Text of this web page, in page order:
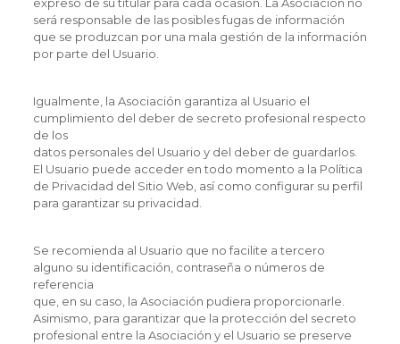
será responsable de las posibles fugas de información
que se produzcan por una mala gestión de la información
por parte del Usuario.
Igualmente, la Asociación garantiza al Usuario el
cumplimiento del deber de secreto profesional respecto
de los
datos personales del Usuario y del deber de guardarlos.
El Usuario puede acceder en todo momento a la Política
de Privacidad del Sitio Web, así como configurar su perfil
para garantizar su privacidad.
Se recomienda al Usuario que no facilite a tercero
alguno su identificación, contraseña o números de
referencia
que, en su caso, la Asociación pudiera proporcionarle.
Asimismo, para garantizar que la protección del secreto
profesional entre la Asociación y el Usuario se preserve